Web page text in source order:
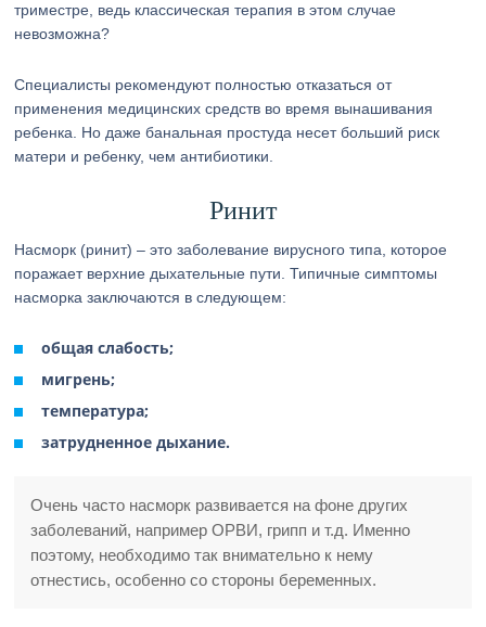
триместре, ведь классическая терапия в этом случае
невозможна?
Специалисты рекомендуют полностью отказаться от
применения медицинских средств во время вынашивания
ребенка. Но даже банальная простуда несет больший риск
матери и ребенку, чем антибиотики.
Ринит
Насморк (ринит) – это заболевание вирусного типа, которое
поражает верхние дыхательные пути. Типичные симптомы
насморка заключаются в следующем:
общая слабость;
мигрень;
температура;
затрудненное дыхание.
Очень часто насморк развивается на фоне других
заболеваний, например ОРВИ, грипп и т.д. Именно
поэтому, необходимо так внимательно к нему
отнестись, особенно со стороны беременных.